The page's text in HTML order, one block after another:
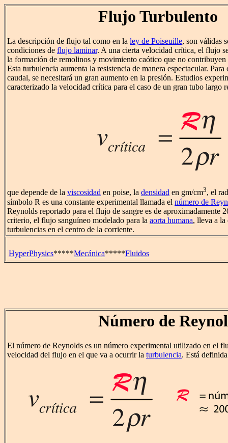
Flujo Turbulento
La descripción de flujo tal como en la ley de Poiseuille, son válidas
condiciones de flujo laminar. A una cierta velocidad crítica, el flujo
la formación de remolinos y movimiento caótico que no
Esta turbulencia aumenta la resistencia de manera espectacular.
caudal, se necesitará un gran aumento en la presión. Estudios
caracterizado la velocidad crítica para el caso de un gran tubo largo
que depende de la viscosidad en poise, la densidad en gm/cm3, el
símbolo R es una constante experimental llamada el número de
Reynolds reportado para el flujo de sangre es de aproximadamente
criterio, el flujo sanguíneo modelado para la aorta humana, lleva a la
turbulencias en el centro de la corriente.
HyperPhysics*****Mecánica*****Fluidos
Número de
El número de Reynolds es un número experimental utilizado en el
velocidad del flujo en el que va a ocurrir la turbulencia. Está